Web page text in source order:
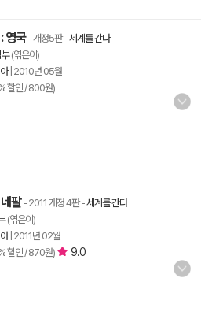
영국- 개정5판-세계를 간다
(엮은이)
| 2010년 05월
할인 / 800원)
팔- 2011 개정 4판-세계를 간다
(엮은이)
| 2011년 02월
할인 / 870원)
9.0